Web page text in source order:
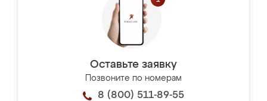
Оставьте заявку
Позвоните по номерам
8 (800) 511-89-55